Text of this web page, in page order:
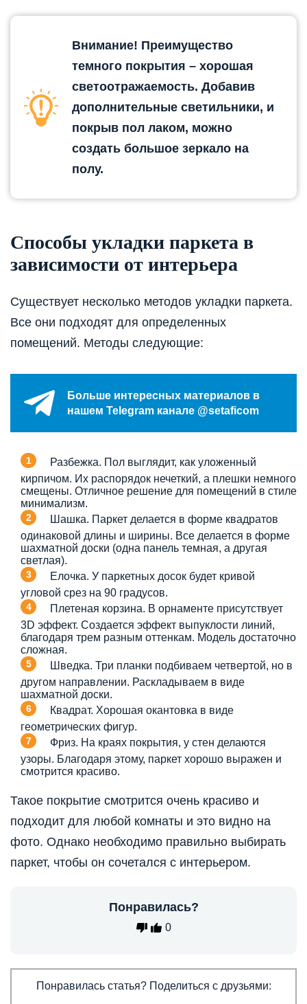
Внимание! Преимущество
темного покрытия – хорошая
светоотражаемость. Добавив
дополнительные светильники, и
покрыв пол лаком, можно
создать большое зеркало на
полу.
Способы укладки паркета в
зависимости от интерьера
Существует несколько методов укладки паркета.
Все они подходят для определенных
помещений. Методы следующие:
Больше интересных материалов в
нашем Telegram канале @setaficom
Разбежка. Пол выглядит, как уложенный
кирпичом. Их распорядок нечеткий, а плешки немного
смещены. Отличное решение для помещений в стиле
минимализм.
Шашка. Паркет делается в форме квадратов
одинаковой длины и ширины. Все делается в форме
шахматной доски (одна панель темная, а другая
светлая).
Елочка. У паркетных досок будет кривой
угловой срез на 90 градусов.
Плетеная корзина. В орнаменте присутствует
3D эффект. Создается эффект выпуклости линий,
благодаря трем разным оттенкам. Модель достаточно
сложная.
Шведка. Три планки подбиваем четвертой, но в
другом направлении. Раскладываем в виде
шахматной доски.
Квадрат. Хорошая окантовка в виде
геометрических фигур.
Фриз. На краях покрытия, у стен делаются
узоры. Благодаря этому, паркет хорошо выражен и
смотрится красиво.
Такое покрытие смотрится очень красиво и
подходит для любой комнаты и это видно на
фото. Однако необходимо правильно выбирать
паркет, чтобы он сочетался с интерьером.
Понравилась?
0
Понравилась статья? Поделиться с друзьями: